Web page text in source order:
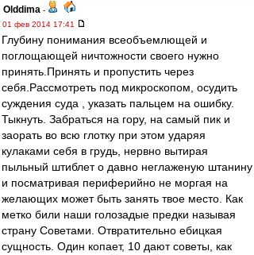
Olddima -
01 фев 2014 17:41
Глубину понимания всеобъемлющей и
поглощающей ничтожности своего нужно
принять.Принять и пропустить через
себя.Рассмотреть под микроскопом, осудить
суждения суда , указать пальцем на ошибку.
Тыкнуть. Забраться на гору, на самый пик и
заорать во всю глотку при этом ударяя
кулаками себя в грудь, нервно вытирая
пыльный штиблет о давно неглаженую штанину
и посматривая периферийно не моргая на
желающих может быть занять твое место. Как
метко били наши голозадые предки называя
страну Советами. Отвратительно ебицкая
сущность. Один копает, 10 дают советы, как